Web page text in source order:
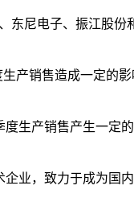
尼电子、振江股份
销售造成一定的
产销售产生一定
，致力于成为国